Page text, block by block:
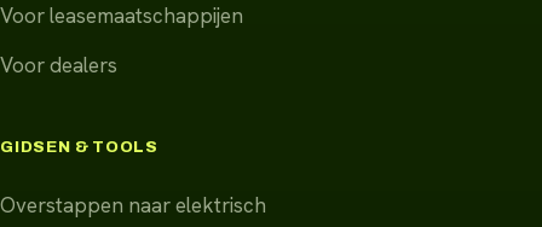
Voor leasemaatschappijen
Voor dealers
GIDSEN & TOOLS
Overstappen naar elektrisch